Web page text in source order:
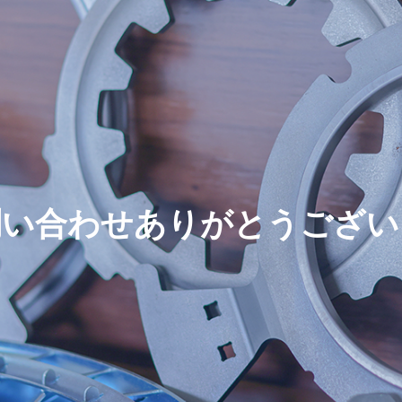
合わせありがとうござ